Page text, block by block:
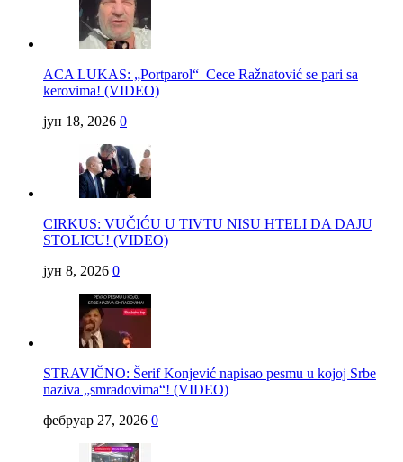
ACA LUKAS: „Portparol“ Cece Ražnatović se pari sa
kerovima! (VIDEO)
јун 18, 2026 0
CIRKUS: VUČIĆU U TIVTU NISU HTELI DA DAJU
STOLICU! (VIDEO)
јун 8, 2026 0
STRAVIČNO: Šerif Konjević napisao pesmu u kojoj Srbe
naziva „smradovima“! (VIDEO)
фебруар 27, 2026 0